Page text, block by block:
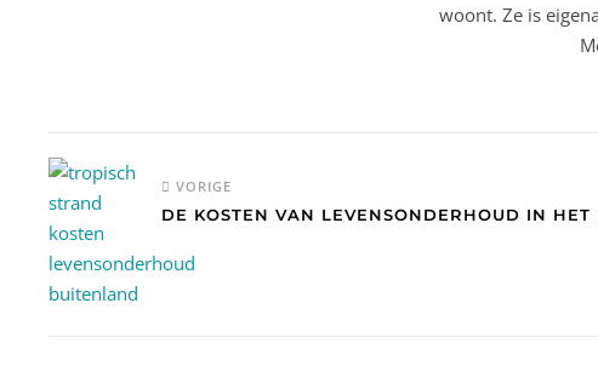
woont. Ze is
VORIGE
DE KOSTEN VAN LEVENSONDERHOUD IN